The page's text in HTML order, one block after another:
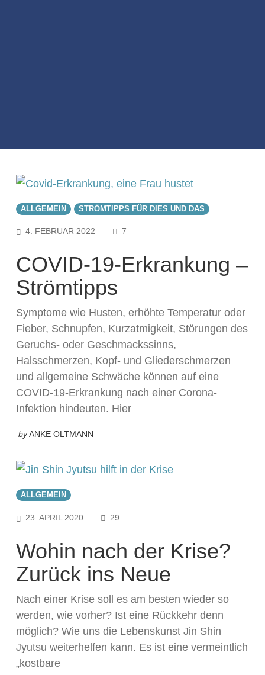
ALLGEMEIN STRÖMTIPPS FÜR DIES UND DAS
4. FEBRUAR 2022 7
COVID-19-Erkrankung –
Strömtipps
Symptome wie Husten, erhöhte Temperatur oder
Fieber, Schnupfen, Kurzatmigkeit, Störungen des
Geruchs- oder Geschmackssinns,
Halsschmerzen, Kopf- und Gliederschmerzen
und allgemeine Schwäche können auf eine
COVID-19-Erkrankung nach einer Corona-
Infektion hindeuten. Hier
byANKE OLTMANN
ALLGEMEIN
23. APRIL 2020 29
Wohin nach der Krise?
Zurück ins Neue
Nach einer Krise soll es am besten wieder so
werden, wie vorher? Ist eine Rückkehr denn
möglich? Wie uns die Lebenskunst Jin Shin
Jyutsu weiterhelfen kann. Es ist eine vermeintlich
„kostbare